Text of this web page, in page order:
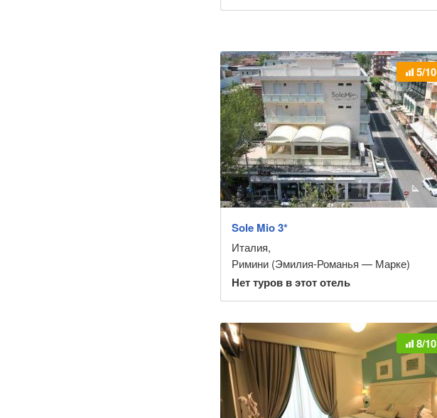
5/10
Sole Mio 3*
Италия,
Римини (Эмилия-Романья — Марке)
Нет туров в этот отель
8/10